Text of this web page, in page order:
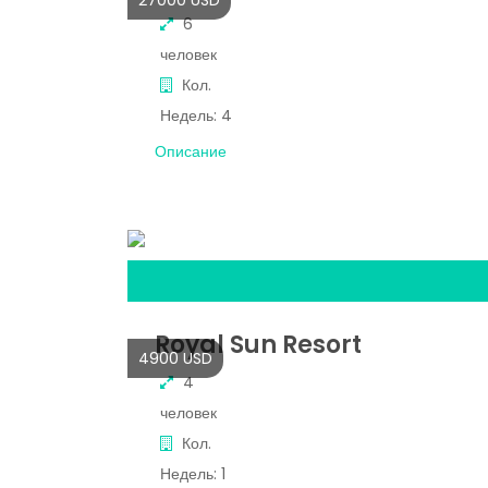
6
человек
Кол.
Недель: 4
Описание
Royal Sun Resort
4
человек
Кол.
Недель: 1
4900 USD